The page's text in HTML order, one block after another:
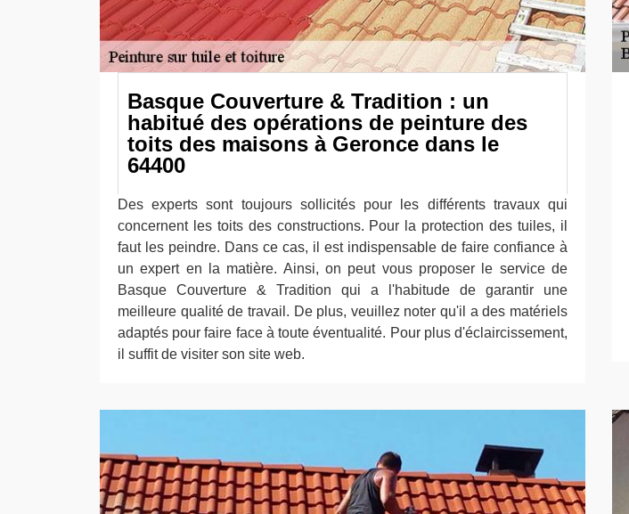
Basque Couverture & Tradition : un
habitué des opérations de peinture des
toits des maisons à Geronce dans le
64400
Des experts sont toujours sollicités pour les différents travaux qui
concernent les toits des constructions. Pour la protection des tuiles, il
faut les peindre. Dans ce cas, il est indispensable de faire confiance à
un expert en la matière. Ainsi, on peut vous proposer le service de
Basque Couverture & Tradition qui a l'habitude de garantir une
meilleure qualité de travail. De plus, veuillez noter qu'il a des matériels
adaptés pour faire face à toute éventualité. Pour plus d'éclaircissement,
il suffit de visiter son site web.